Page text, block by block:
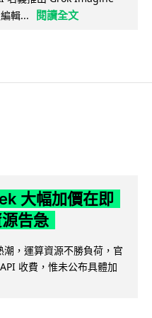
輯...
閱讀全文
大幅加價在即
告急
，運算資源不勝負荷，官
收費，惟未公布具體加